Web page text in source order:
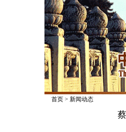
首页> 新闻动态